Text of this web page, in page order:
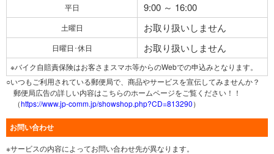
平日 9:00 ～ 16:00
土曜日 お取り扱いしません
日曜日･休日 お取り扱いしません
※バイク自賠責保険はお客さまスマホ等からのWebでの申込みとなります。
○いつもご利用されている郵便局で、商品やサービスを宣伝してみませんか？
郵便局広告の詳しい内容はこちらのホームページをご覧ください！！
（https://www.jp-comm.jp/showshop.php?CD=813290）
お問い合わせ
※サービスの内容によってお問い合わせ先が異なります。